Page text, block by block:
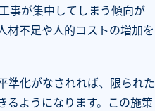
事が集中してしまう傾向が
材不足や人的コストの増加を
準化がなされれば、限られた
るようになります。この施策